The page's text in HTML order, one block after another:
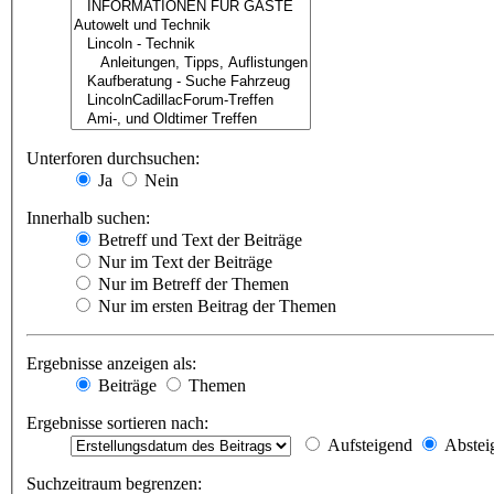
Unterforen durchsuchen:
Ja
Nein
Innerhalb suchen:
Betreff und Text der Beiträge
Nur im Text der Beiträge
Nur im Betreff der Themen
Nur im ersten Beitrag der Themen
Ergebnisse anzeigen als:
Beiträge
Themen
Ergebnisse sortieren nach:
Aufsteigend
Suchzeitraum begrenzen: